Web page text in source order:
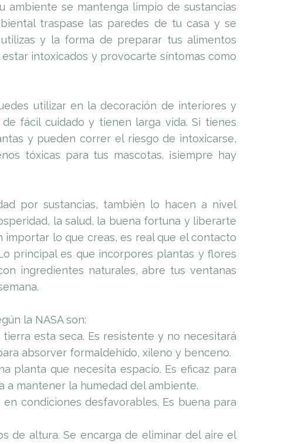
ambiente se mantenga limpio de sustancias
traspase las paredes de tu casa y se
y la forma de preparar tus alimentos
intoxicados y provocarte síntomas como
utilizar en la decoración de interiores y
fácil cuidado y tienen larga vida. Si tienes
y pueden correr el riesgo de intoxicarse,
tóxicas para tus mascotas. ¡siempre hay
por sustancias, también lo hacen a nivel
la salud, la buena fortuna y liberarte
importar lo que creas, es real que el contacto
principal es que incorpores plantas y flores
ingredientes naturales, abre tus ventanas
la NASA son:
esta seca. Es resistente y no necesitará
absorver formaldehído, xileno y benceno.
planta que necesita espacio. Es eficaz para
a mantener la humedad del ambiente.
condiciones desfavorables. Es buena para
de altura. Se encarga de eliminar del aire el